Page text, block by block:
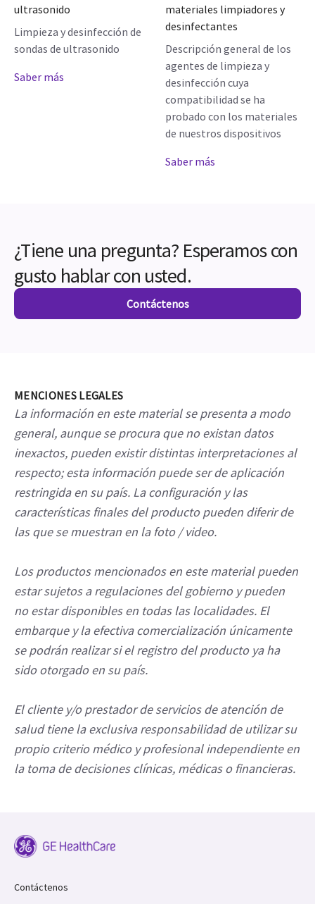
ultrasonido
Limpieza y desinfección de
sondas de ultrasonido
Saber más
materiales limpiadores y
desinfectantes
Descripción general de los
agentes de limpieza y
desinfección cuya
compatibilidad se ha
probado con los materiales
de nuestros dispositivos
Saber más
¿Tiene una pregunta? Esperamos con
gusto hablar con usted.
Contáctenos
MENCIONES LEGALES
La información en este material se presenta a modo
general, aunque se procura que no existan datos
inexactos, pueden existir distintas interpretaciones al
respecto; esta información puede ser de aplicación
restringida en su país. La configuración y las
características finales del producto pueden diferir de
las que se muestran en la foto / video.
Los productos mencionados en este material pueden
estar sujetos a regulaciones del gobierno y pueden
no estar disponibles en todas las localidades. El
embarque y la efectiva comercialización únicamente
se podrán realizar si el registro del producto ya ha
sido otorgado en su país.
El cliente y/o prestador de servicios de atención de
salud tiene la exclusiva responsabilidad de utilizar su
propio criterio médico y profesional independiente en
la toma de decisiones clínicas, médicas o financieras.
Contáctenos